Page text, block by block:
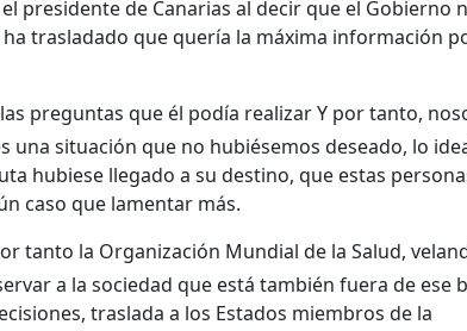
presidente de Canarias al decir que el Gobierno
trasladado que quería la máxima información
preguntas que él podía realizar Y por tanto,
situación que no hubiésemos deseado, lo
hubiese llegado a su destino, que estas
caso que lamentar más.
tanto la Organización Mundial de la Salud,
a la sociedad que está también fuera de ese
traslada a los Estados miembros de la